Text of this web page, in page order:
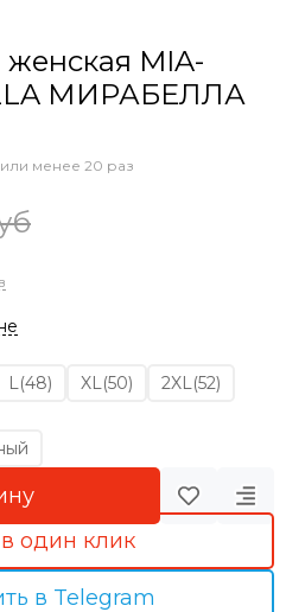
MIA-
МИРАБЕЛЛА
менее 20 раз
L(48) XL(50)
2XL(52)
один клик
в Telegram